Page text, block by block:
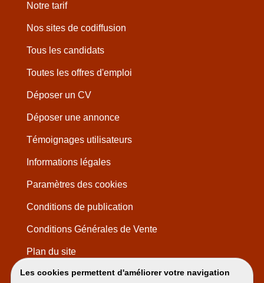
Les cookies permettent d'améliorer votre navigation
Notre tarif
Nos sites de codiffusion
Tous les candidats
Toutes les offres d'emploi
Déposer un CV
Déposer une annonce
Témoignages utilisateurs
Informations légales
Paramètres des cookies
Conditions de publication
Conditions Générales de Vente
Plan du site